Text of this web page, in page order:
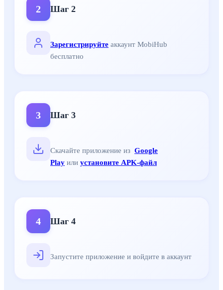
2 Шаг 2
Зарегистрируйте аккаунт MobiHub
бесплатно
3 Шаг 3
Скачайте приложение из Google
Play или установите APK-файл
4 Шаг 4
Запустите приложение и войдите в аккаунт